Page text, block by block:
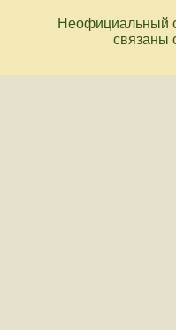
Неофициальный
связаны